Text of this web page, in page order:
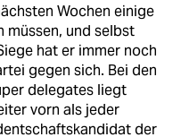
Wochen einige
müssen, und selbst
hat er immer noch
gegen sich. Bei den
delegates liegt
vorn als jeder
der